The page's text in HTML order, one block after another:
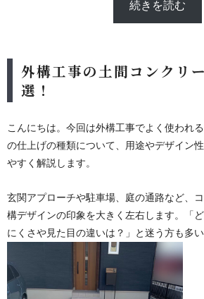
続きを読む
外構工事の土間コンクリ
選！
こんにちは。今回は外構工事でよく使われ
の仕上げの種類について、用途やデザイン
やすく解説します。
玄関アプローチや駐車場、庭の通路など、
構デザインの印象を大きく左右します。「
にくさや見た目の違いは？」と迷う方も多い